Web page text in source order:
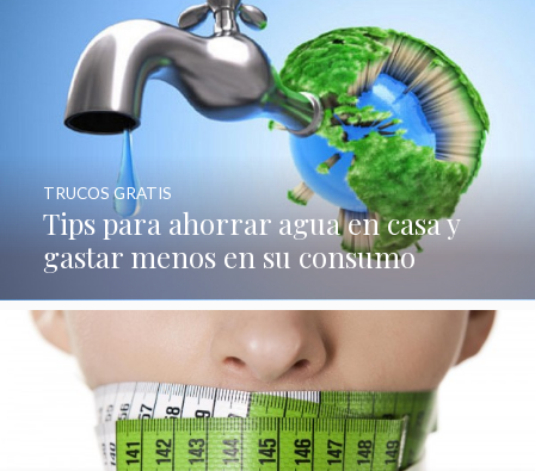
Tips para ahorrar agua en casa y
gastar menos en su consumo
TRUCOS GRATIS